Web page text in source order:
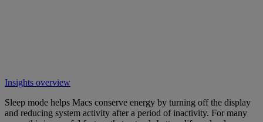
Insights overview
Sleep mode helps Macs conserve energy by turning off the display
and reducing system activity after a period of inactivity. For many